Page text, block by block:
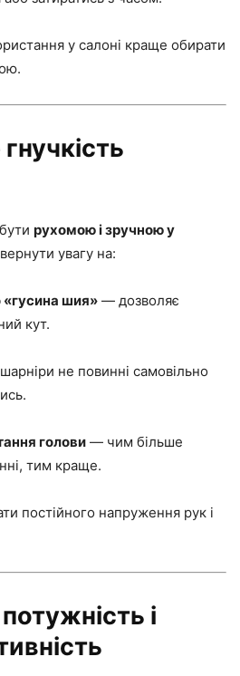
у салоні краще обирати
рухомою і зручною у
увагу на:
«гусина шия» — дозволяє
кут.
не повинні самовільно
голови — чим більше
тим краще.
постійного напруження рук і
і